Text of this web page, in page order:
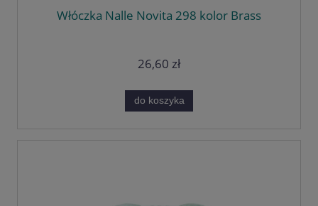
Włóczka Nalle Novita 298 kolor Brass
26,60 zł
do koszyka